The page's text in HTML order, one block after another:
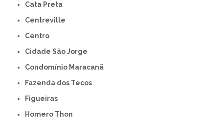
Cata Preta
Centreville
Centro
Cidade São Jorge
Condomínio Maracanã
Fazenda dos Tecos
Figueiras
Homero Thon